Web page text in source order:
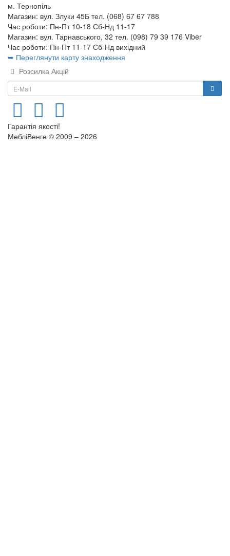
м. Тернопіль
Магазин: вул. Злуки 45Б тел. (068) 67 67 788
Час роботи: Пн-Пт 10-18 Сб-Нд 11-17
Магазин: вул. Тарнавського, 32 тел. (098) 79 39 176 Viber
Час роботи: Пн-Пт 11-17 Сб-Нд вихідний
➥ Переглянути карту знаходження
Розсилка Акцій
Гарантія якості!
МебліВенге © 2009 – 2026